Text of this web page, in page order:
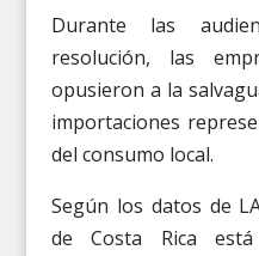
Durante las
resolución, las
opusieron a la
importaciones
del consumo local.
Según los datos de
de Costa Rica